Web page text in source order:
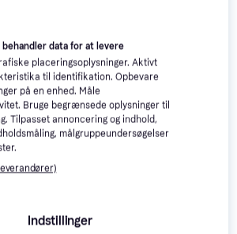
hånd,
Rød,
kr.
8.149 kr.
9+ butikker
-286 kr.
data for at levere
placeringsoplysninger. Aktivt
til identifikation. Opbevare
på en enhed. Måle
Bruge begrænsede oplysninger til
Tilpasset annoncering og indhold,
målgruppeundersøgelser
Indstillinger